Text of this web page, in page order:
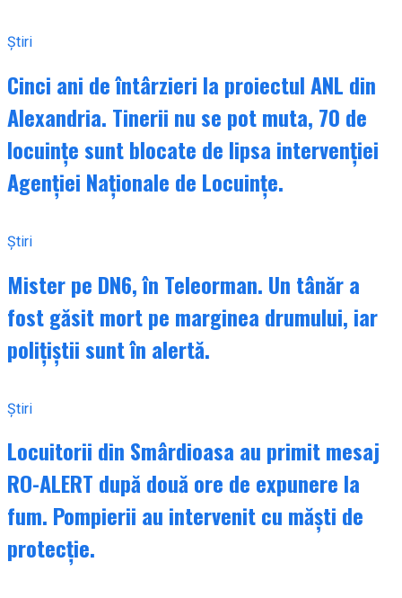
Știri
Cinci ani de întârzieri la proiectul ANL din
Alexandria. Tinerii nu se pot muta, 70 de
locuințe sunt blocate de lipsa intervenției
Agenției Naționale de Locuințe.
Știri
Mister pe DN6, în Teleorman. Un tânăr a
fost găsit mort pe marginea drumului, iar
polițiștii sunt în alertă.
Știri
Locuitorii din Smârdioasa au primit mesaj
RO-ALERT după două ore de expunere la
fum. Pompierii au intervenit cu măști de
protecție.